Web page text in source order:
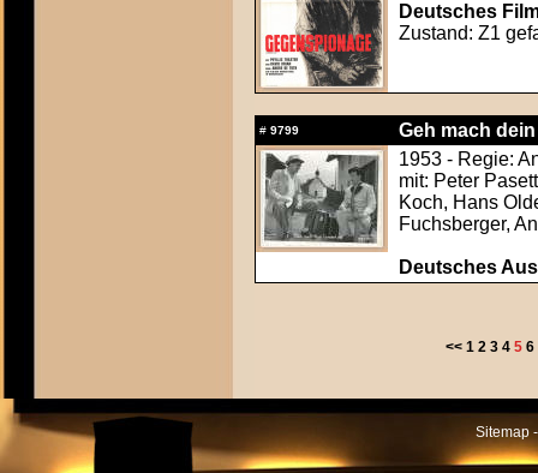
Deutsches
Zustand: Z1
# 9799
Geh mach
1953 - Regie:
mit: Peter
Koch, Hans
Fuchsberger,
Deutsches
<< 1 2 3 4 5 6
Sitemap